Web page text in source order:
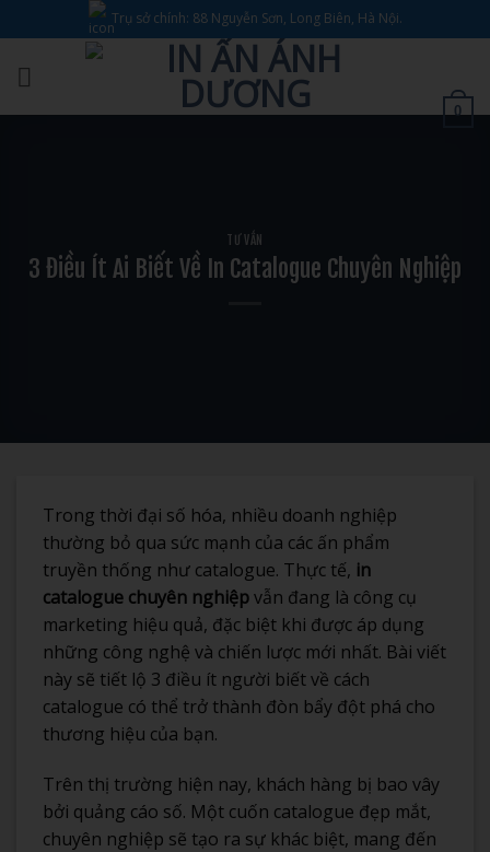
qua
nội
dung
Trụ sở chính: 88 Nguyễn Sơn, Long Biên, Hà Nội.
0
TƯ VẤN
3 Điều Ít Ai Biết Về In Catalogue Chuyên Nghiệp
Trong thời đại số hóa, nhiều doanh nghiệp
thường bỏ qua sức mạnh của các ấn phẩm
truyền thống như catalogue. Thực tế, in
catalogue chuyên nghiệpvẫn đang là công cụ
marketing hiệu quả, đặc biệt khi được áp dụng
những công nghệ và chiến lược mới nhất. Bài viết
này sẽ tiết lộ 3 điều ít người biết về cách
catalogue có thể trở thành đòn bẩy đột phá cho
thương hiệu của bạn.
Trên thị trường hiện nay, khách hàng bị bao vây
bởi quảng cáo số. Một cuốn catalogue đẹp mắt,
chuyên nghiệp sẽ tạo ra sự khác biệt, mang đến